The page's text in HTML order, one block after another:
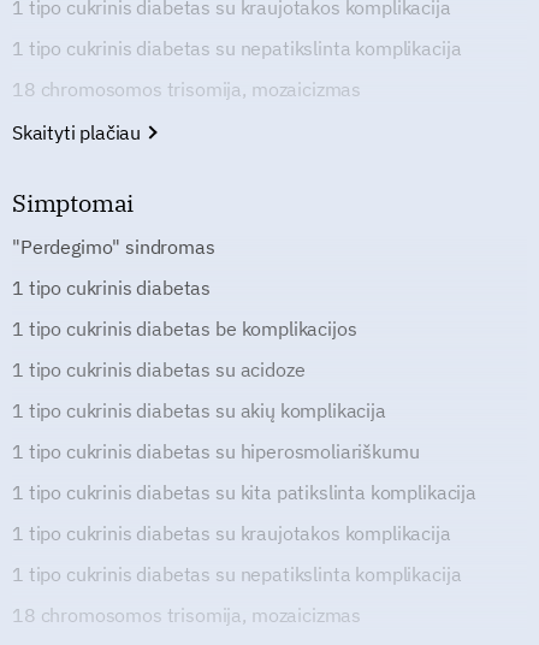
1 tipo cukrinis diabetas su kraujotakos komplikacija
1 tipo cukrinis diabetas su nepatikslinta komplikacija
18 chromosomos trisomija, mozaicizmas
Skaityti plačiau
Simptomai
"Perdegimo" sindromas
1 tipo cukrinis diabetas
1 tipo cukrinis diabetas be komplikacijos
1 tipo cukrinis diabetas su acidoze
1 tipo cukrinis diabetas su akių komplikacija
1 tipo cukrinis diabetas su hiperosmoliariškumu
1 tipo cukrinis diabetas su kita patikslinta komplikacija
1 tipo cukrinis diabetas su kraujotakos komplikacija
1 tipo cukrinis diabetas su nepatikslinta komplikacija
18 chromosomos trisomija, mozaicizmas